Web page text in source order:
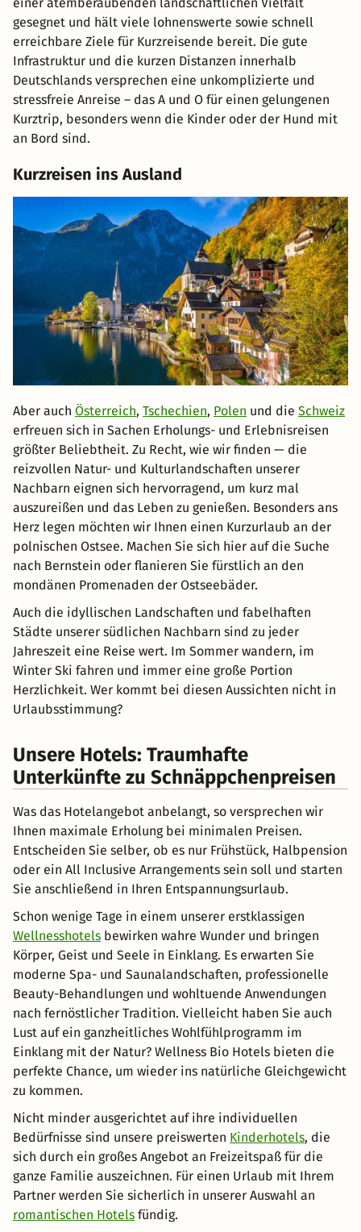
einer atemberaubenden landschaftlichen Vielfalt
gesegnet und hält viele lohnenswerte sowie schnell
erreichbare Ziele für Kurzreisende bereit. Die gute
Infrastruktur und die kurzen Distanzen innerhalb
Deutschlands versprechen eine unkomplizierte und
stressfreie Anreise – das A und O für einen gelungenen
Kurztrip, besonders wenn die Kinder oder der Hund mit
an Bord sind.
Kurzreisen ins Ausland
Aber auch Österreich, Tschechien, Polen und die Schweiz
erfreuen sich in Sachen Erholungs- und Erlebnisreisen
größter Beliebtheit. Zu Recht, wie wir finden — die
reizvollen Natur- und Kulturlandschaften unserer
Nachbarn eignen sich hervorragend, um kurz mal
auszureißen und das Leben zu genießen. Besonders ans
Herz legen möchten wir Ihnen einen Kurzurlaub an der
polnischen Ostsee. Machen Sie sich hier auf die Suche
nach Bernstein oder flanieren Sie fürstlich an den
mondänen Promenaden der Ostseebäder.
Auch die idyllischen Landschaften und fabelhaften
Städte unserer südlichen Nachbarn sind zu jeder
Jahreszeit eine Reise wert. Im Sommer wandern, im
Winter Ski fahren und immer eine große Portion
Herzlichkeit. Wer kommt bei diesen Aussichten nicht in
Urlaubsstimmung?
Unsere Hotels: Traumhafte
Unterkünfte zu Schnäppchenpreisen
Was das Hotelangebot anbelangt, so versprechen wir
Ihnen maximale Erholung bei minimalen Preisen.
Entscheiden Sie selber, ob es nur Frühstück, Halbpension
oder ein All Inclusive Arrangements sein soll und starten
Sie anschließend in Ihren Entspannungsurlaub.
Schon wenige Tage in einem unserer erstklassigen
Wellnesshotels bewirken wahre Wunder und bringen
Körper, Geist und Seele in Einklang. Es erwarten Sie
moderne Spa- und Saunalandschaften, professionelle
Beauty-Behandlungen und wohltuende Anwendungen
nach fernöstlicher Tradition. Vielleicht haben Sie auch
Lust auf ein ganzheitliches Wohlfühlprogramm im
Einklang mit der Natur? Wellness Bio Hotels bieten die
perfekte Chance, um wieder ins natürliche Gleichgewicht
zu kommen.
Nicht minder ausgerichtet auf ihre individuellen
Bedürfnisse sind unsere preiswerten Kinderhotels, die
sich durch ein großes Angebot an Freizeitspaß für die
ganze Familie auszeichnen. Für einen Urlaub mit Ihrem
Partner werden Sie sicherlich in unserer Auswahl an
romantischen Hotels fündig.